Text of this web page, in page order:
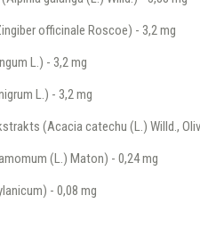
officinale Roscoe) - 3,2 mg
L.) - 3,2 mg
L.) - 3,2 mg
(Acacia catechu (L.) Willd.,
(L.) Maton) - 0,24 mg
- 0,08 mg